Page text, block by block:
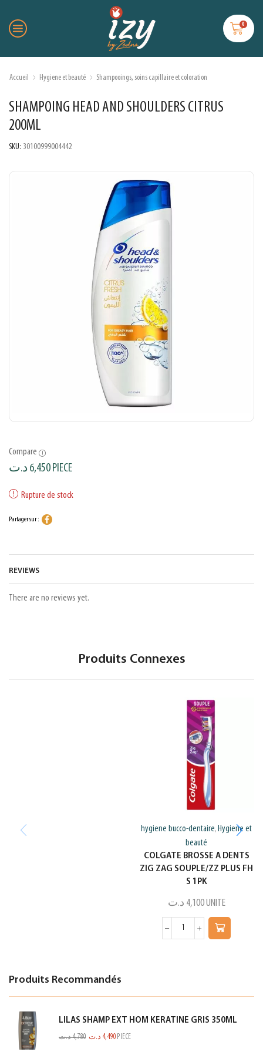
0
Accueil Hygiene et beauté Shampooings, soins capillaire et coloration
SHAMPOING HEAD AND SHOULDERS CITRUS
200ML
SKU: 30100999004442
Compare
6,450د.ت PIECE
Rupture de stock
Partager sur :
REVIEWS
There are no reviews yet.
Produits Connexes
hygiene bucco-dentaire, Hygiene et
beauté
COLGATE BROSSE A DENTS
ZIG ZAG SOUPLE/ZZ PLUS FH
S 1PK
4,100 د.ت UNITE
Produits Recommandés
LILAS SHAMP EXT HOM KERATINE GRIS 350ML
4,780د.ت 4,490 د.ت PIECE